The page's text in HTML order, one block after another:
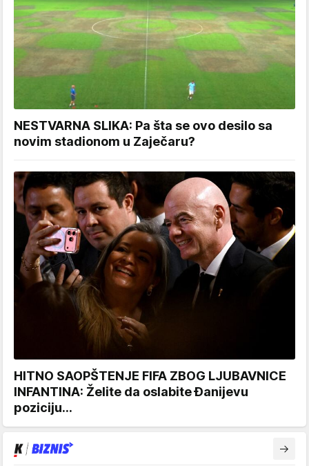
NESTVARNA SLIKA: Pa šta se ovo desilo sa
novim stadionom u Zaječaru?
HITNO SAOPŠTENJE FIFA ZBOG LJUBAVNICE
INFANTINA: Želite da oslabite Đanijevu
poziciju...